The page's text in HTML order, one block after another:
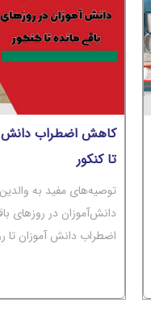
کاهش اضطراب دانش
تا کنکور
توصیه‌های مفید به
اضطراب دانش آموزان تا
عاطفی حاکم بر آن باید